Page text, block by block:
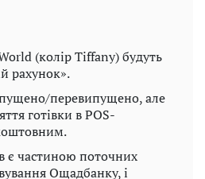
(колір Tiffany) будуть
рахунок».
перевипущено, але
готівки в POS-
є частиною поточних
Ощадбанку, і